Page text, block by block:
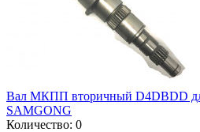
Вал МКПП вторичный D4DBDD
SAMGONG
Количество: 0